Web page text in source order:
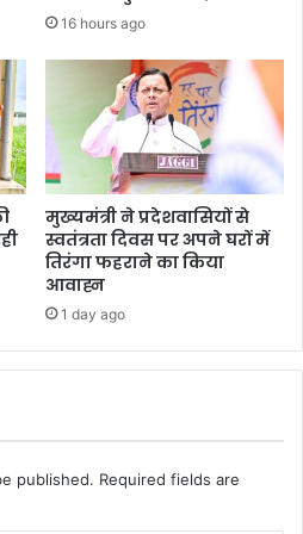
16 hours ago
मुख्यमंत्री ने प्रदेशवासियों से
स्वतंत्रता दिवस पर अपने घरों में
तिरंगा फहराने का किया
आवाह्न
1 day ago
published. Required fields are